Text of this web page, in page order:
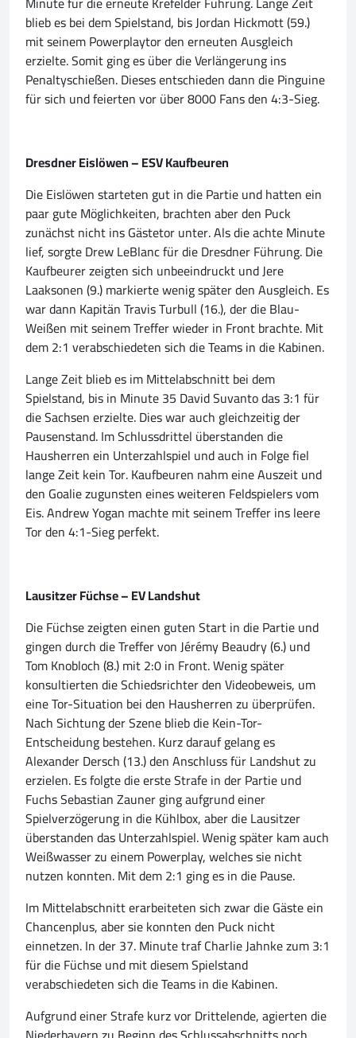
blieb es bei dem Spielstand, bis Jordan Hickmott (59.)
mit seinem Powerplaytor den erneuten Ausgleich
erzielte. Somit ging es über die Verlängerung ins
Penaltyschießen. Dieses entschieden dann die Pinguine
für sich und feierten vor über 8000 Fans den 4:3-Sieg.
Dresdner Eislöwen – ESV Kaufbeuren
Die Eislöwen starteten gut in die Partie und hatten ein
paar gute Möglichkeiten, brachten aber den Puck
zunächst nicht ins Gästetor unter. Als die achte Minute
lief, sorgte Drew LeBlanc für die Dresdner Führung. Die
Kaufbeurer zeigten sich unbeeindruckt und Jere
Laaksonen (9.) markierte wenig später den Ausgleich. Es
war dann Kapitän Travis Turbull (16.), der die Blau-
Weißen mit seinem Treffer wieder in Front brachte. Mit
dem 2:1 verabschiedeten sich die Teams in die Kabinen.
Lange Zeit blieb es im Mittelabschnitt bei dem
Spielstand, bis in Minute 35 David Suvanto das 3:1 für
die Sachsen erzielte. Dies war auch gleichzeitig der
Pausenstand. Im Schlussdrittel überstanden die
Hausherren ein Unterzahlspiel und auch in Folge fiel
lange Zeit kein Tor. Kaufbeuren nahm eine Auszeit und
den Goalie zugunsten eines weiteren Feldspielers vom
Eis. Andrew Yogan machte mit seinem Treffer ins leere
Tor den 4:1-Sieg perfekt.
Lausitzer Füchse – EV Landshut
Die Füchse zeigten einen guten Start in die Partie und
gingen durch die Treffer von Jérémy Beaudry (6.) und
Tom Knobloch (8.) mit 2:0 in Front. Wenig später
konsultierten die Schiedsrichter den Videobeweis, um
eine Tor-Situation bei den Hausherren zu überprüfen.
Nach Sichtung der Szene blieb die Kein-Tor-
Entscheidung bestehen. Kurz darauf gelang es
Alexander Dersch (13.) den Anschluss für Landshut zu
erzielen. Es folgte die erste Strafe in der Partie und
Fuchs Sebastian Zauner ging aufgrund einer
Spielverzögerung in die Kühlbox, aber die Lausitzer
überstanden das Unterzahlspiel. Wenig später kam auch
Weißwasser zu einem Powerplay, welches sie nicht
nutzen konnten. Mit dem 2:1 ging es in die Pause.
Im Mittelabschnitt erarbeiteten sich zwar die Gäste ein
Chancenplus, aber sie konnten den Puck nicht
einnetzen. In der 37. Minute traf Charlie Jahnke zum 3:1
für die Füchse und mit diesem Spielstand
verabschiedeten sich die Teams in die Kabinen.
Aufgrund einer Strafe kurz vor Drittelende, agierten die